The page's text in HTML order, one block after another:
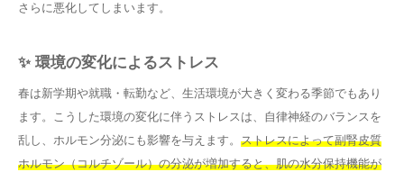
さらに悪化してしまいます。
✨ 環境の変化によるストレス
春は新学期や就職・転勤など、生活環境が大きく変わる季節でもあり
ます。こうした環境の変化に伴うストレスは、自律神経のバランスを
乱し、ホルモン分泌にも影響を与えます。 ストレスによって副腎皮質
ホルモン（コルチゾール）の分泌が増加すると、肌の水分保持機能が